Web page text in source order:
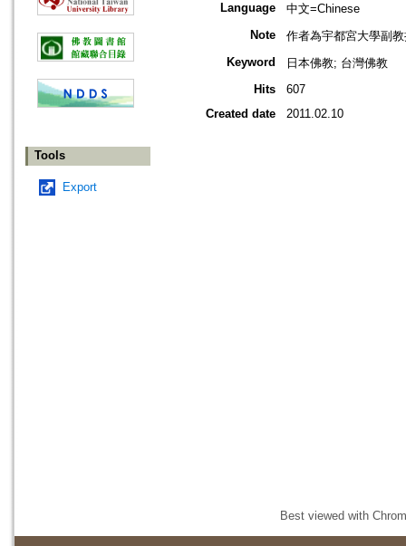
Tools
Export
Language
中文=Chinese
Note
作者為宇都宮大學副
Keyword
日本佛教; 台灣佛教
Hits
607
Created date
2011.02.10
Best viewed with